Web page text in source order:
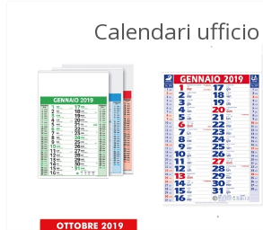
Calendari